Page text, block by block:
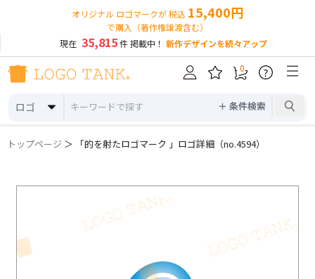
オリジナル ロゴマークが 税込 15,400円
で購入（著作権譲渡含む）
現在 35,815件 掲載中！ 新作デザインを続々アップ
ロゴ ＋ 条件検索
0 ?
トップページ ＞ 「的を射たロゴマーク 」ロゴ詳細（no.4594）